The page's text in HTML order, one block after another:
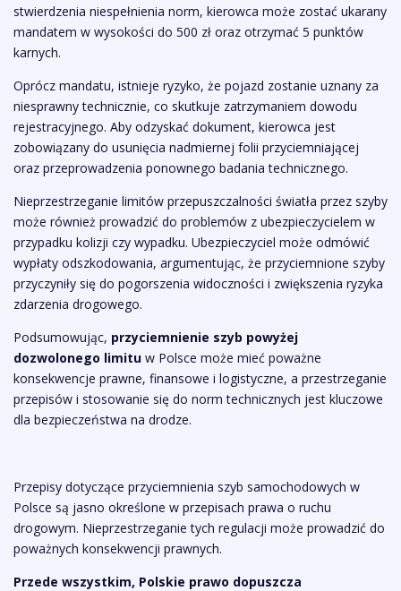
stwierdzenia niespełnienia norm, kierowca może zostać ukarany
mandatem w wysokości do 500 zł oraz otrzymać 5 punktów
karnych.
Oprócz mandatu, istnieje ryzyko, że pojazd zostanie uznany za
niesprawny technicznie, co skutkuje zatrzymaniem dowodu
rejestracyjnego. Aby odzyskać dokument, kierowca jest
zobowiązany do usunięcia nadmiernej folii przyciemniającej
oraz przeprowadzenia ponownego badania technicznego.
Nieprzestrzeganie limitów przepuszczalności światła przez szyby
może również prowadzić do problemów z ubezpieczycielem w
przypadku kolizji czy wypadku. Ubezpieczyciel może odmówić
wypłaty odszkodowania, argumentując, że przyciemnione szyby
przyczyniły się do pogorszenia widoczności i zwiększenia ryzyka
zdarzenia drogowego.
Podsumowując, przyciemnienie szyb powyżej
dozwolonego limitu w Polsce może mieć poważne
konsekwencje prawne, finansowe i logistyczne, a przestrzeganie
przepisów i stosowanie się do norm technicznych jest kluczowe
dla bezpieczeństwa na drodze.
Przepisy dotyczące przyciemnienia szyb samochodowych w
Polsce są jasno określone w przepisach prawa o ruchu
drogowym. Nieprzestrzeganie tych regulacji może prowadzić do
poważnych konsekwencji prawnych.
Przede wszystkim, Polskie prawo dopuszcza